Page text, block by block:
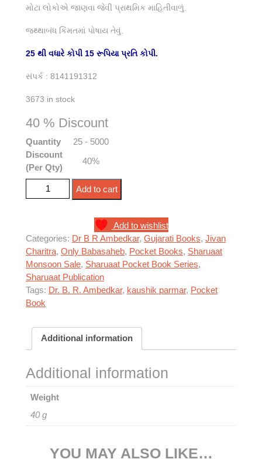
મોટા લોકોએ જાણવા જેવી પ્રાથમિક માહિતીવાળું.
જથ્થાબંધ કિંમતમાં પોષાય તેવું.
25 થી વધારે કોપી 15 રૂપિયા પ્રતિ કોપી.
સંપર્ક : 8141191312
3673 in stock
40 % Discount
Quantity
25 - 5000
Discount
(Per Qty)
40%
ડૉ. બાબાસાહેબ આંબેડકર - સંક્ષિપ્ત જીવન ચરિત્ર quantity
Add to cart
Add to wishlist
Categories: Dr B R Ambedkar, Gujarati Books, Jivan
Charitra, Only Babasaheb, Pocket Books, Sharuaat
Monsoon Sale, Sharuaat Pocket Book Series,
Sharuaat Publication
Tags: Dr. B. R. Ambedkar, kaushik parmar, Pocket
Book
Additional information
Additional information
Weight
40 g
YOU MAY ALSO LIKE…